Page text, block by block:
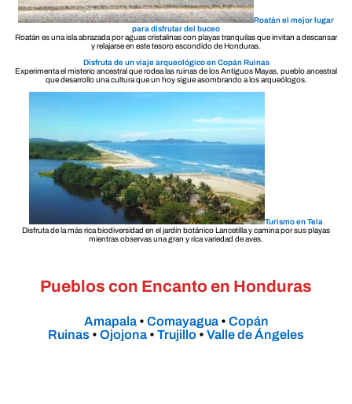
Roatán el mejor lugar
para disfrutar del buceo
Roatán es una isla abrazada por aguas cristalinas con playas tranquilas que invitan a descansar
y relajarse en este tesoro escondido de Honduras.
Disfruta de un viaje arqueológico en Copán Ruinas
Experimenta el misterio ancestral que rodea las ruinas de los Antiguos Mayas, pueblo ancestral
que desarrollo una cultura que un hoy sigue asombrando a los arqueólogos.
Turismo en Tela
Disfruta de la más rica biodiversidad en el jardín botánico Lancetilla y camina por sus playas
mientras observas una gran y rica variedad de aves.
Pueblos con Encanto en Honduras
Amapala• Comayagua• Copán
Ruinas • Ojojona • Trujillo • Valle de Ángeles